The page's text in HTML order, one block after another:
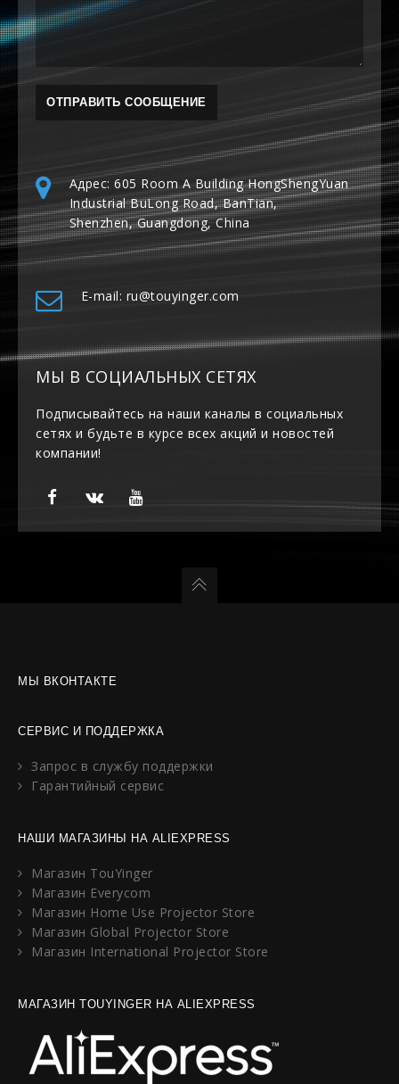
Адрес: 605 Room A Building HongShengYuan
Industrial BuLong Road, BanTian,
Shenzhen, Guangdong, China
E-mail: ru@touyinger.com
МЫ В СОЦИАЛЬНЫХ СЕТЯХ
Подписывайтесь на наши каналы в социальных
сетях и будьте в курсе всех акций и новостей
компании!
МЫ ВКОНТАКТЕ
СЕРВИС И ПОДДЕРЖКА
Запрос в службу поддержки
Гарантийный сервис
НАШИ МАГАЗИНЫ НА ALIEXPRESS
Магазин TouYinger
Магазин Everycom
Магазин Home Use Projector Store
Магазин Global Projector Store
Магазин International Projector Store
МАГАЗИН TOUYINGER НА ALIEXPRESS